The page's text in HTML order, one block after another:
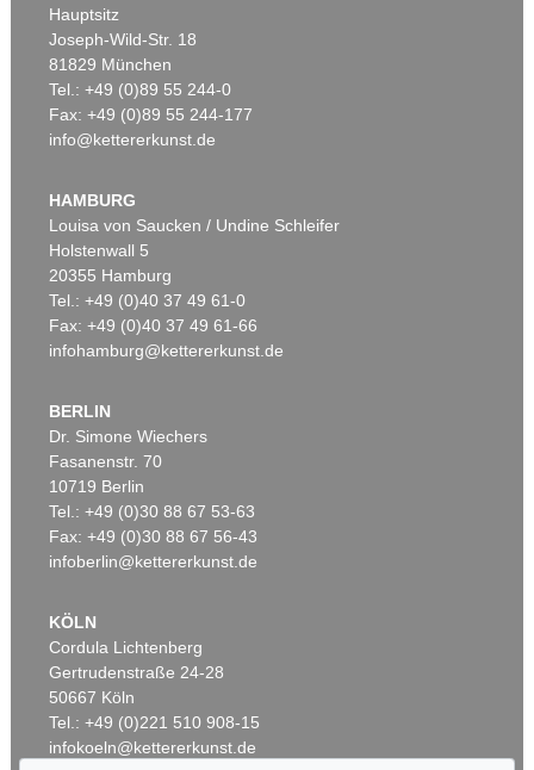
Hauptsitz
Joseph-Wild-Str. 18
81829 München
Tel.: +49 (0)89 55 244-0
Fax: +49 (0)89 55 244-177
info@kettererkunst.de
HAMBURG
Louisa von Saucken / Undine Schleifer
Holstenwall 5
20355 Hamburg
Tel.: +49 (0)40 37 49 61-0
Fax: +49 (0)40 37 49 61-66
infohamburg@kettererkunst.de
BERLIN
Dr. Simone Wiechers
Fasanenstr. 70
10719 Berlin
Tel.: +49 (0)30 88 67 53-63
Fax: +49 (0)30 88 67 56-43
infoberlin@kettererkunst.de
KÖLN
Cordula Lichtenberg
Gertrudenstraße 24-28
50667 Köln
Tel.: +49 (0)221 510 908-15
infokoeln@kettererkunst.de